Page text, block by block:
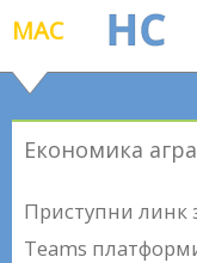
MАС
Економика
Приступни линк
Teams